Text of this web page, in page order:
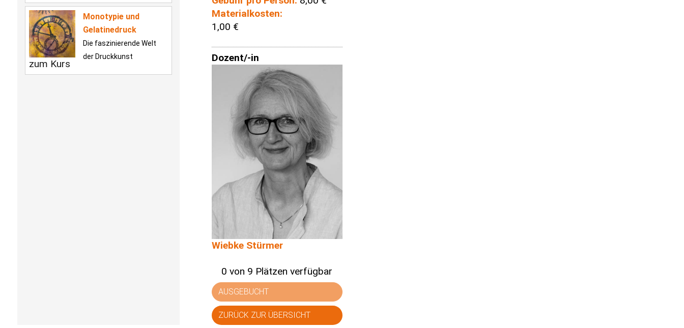
zum Kurs
Monotypie und
Gelatinedruck
Die faszinierende Welt
der Druckkunst
Materialkosten:
1,00 €
Dozent/-in
Wiebke Stürmer
0 von 9 Plätzen verfügbar
AUSGEBUCHT
ZURÜCK ZUR ÜBERSICHT